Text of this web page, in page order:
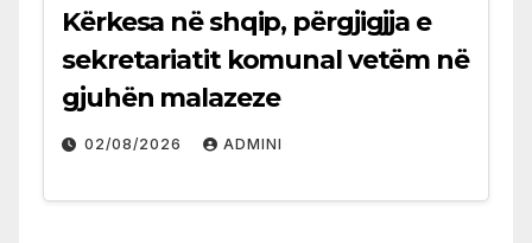
Kërkesa në shqip, përgjigjja e
sekretariatit komunal vetëm në
gjuhën malazeze
02/08/2026 ADMINI